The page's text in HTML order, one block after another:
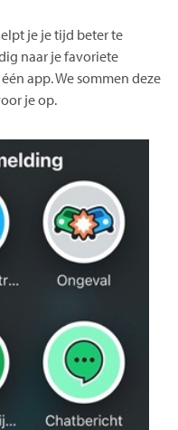
je je tijd beter te
naar je favoriete
app. We sommen deze
je op.